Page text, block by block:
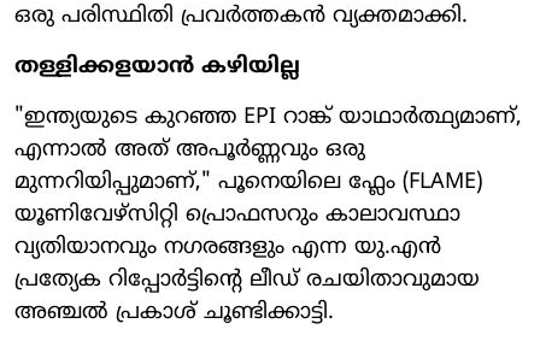
ഒരു പരിസ്ഥിതി പ്രവർത്തകൻ വ്യക്തമാക്കി.
തള്ളിക്കളയാൻ കഴിയില്ല
"ഇന്ത്യയുടെ കുറഞ്ഞ EPI റാങ്ക് യാഥാർത്ഥ്യമാണ്,
എന്നാൽ അത് അപൂർണ്ണവും ഒരു
മുന്നറിയിപ്പുമാണ്," പൂനെയിലെ ഫ്ലേം (FLAME)
യൂണിവേഴ്സിറ്റി പ്രൊഫസറും കാലാവസ്ഥാ
വ്യതിയാനവും നഗരങ്ങളും എന്ന യു.എൻ
പ്രത്യേക റിപ്പോർട്ടിന്റെ ലീഡ് രചയിതാവുമായ
അഞ്ചൽ പ്രകാശ് ചൂണ്ടിക്കാട്ടി.